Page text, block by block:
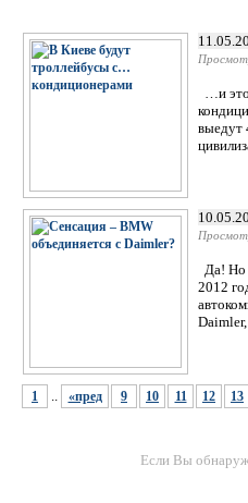
…и
выедут
Да! Но
2012
Daimler,
1 .. «пред 9 10 11 12 13
Если Вы